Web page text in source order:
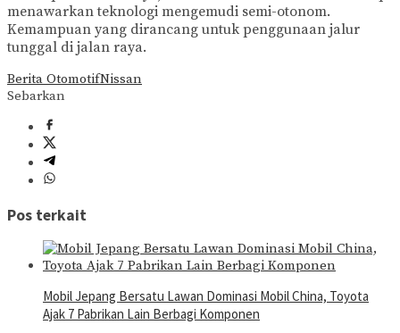
menawarkan teknologi mengemudi semi-otonom.
Kemampuan yang dirancang untuk penggunaan jalur
tunggal di jalan raya.
Berita OtomotifNissan
Sebarkan
Pos terkait
Mobil Jepang Bersatu Lawan Dominasi Mobil China, Toyota
Ajak 7 Pabrikan Lain Berbagi Komponen